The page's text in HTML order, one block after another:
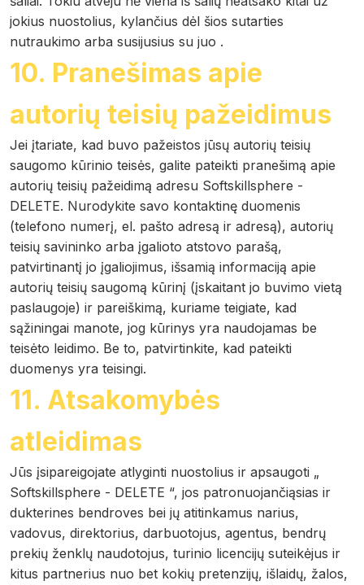
jokius nuostolius, kylančius dėl šios sutarties
nutraukimo arba susijusius su juo .
10. Pranešimas apie
autorių teisių pažeidimus
Jei įtariate, kad buvo pažeistos jūsų autorių teisių
saugomo kūrinio teisės, galite pateikti pranešimą apie
autorių teisių pažeidimą adresu Softskillsphere -
DELETE. Nurodykite savo kontaktinę duomenis
(telefono numerį, el. pašto adresą ir adresą), autorių
teisių savininko arba įgalioto atstovo parašą,
patvirtinantį jo įgaliojimus, išsamią informaciją apie
autorių teisių saugomą kūrinį (įskaitant jo buvimo vietą
paslaugoje) ir pareiškimą, kuriame teigiate, kad
sąžiningai manote, jog kūrinys yra naudojamas be
teisėto leidimo. Be to, patvirtinkite, kad pateikti
duomenys yra teisingi.
11. Atsakomybės
atleidimas
Jūs įsipareigojate atlyginti nuostolius ir apsaugoti „
Softskillsphere - DELETE “, jos patronuojančiąsias ir
dukterines bendroves bei jų atitinkamus narius,
vadovus, direktorius, darbuotojus, agentus, bendrų
prekių ženklų naudotojus, turinio licencijų suteikėjus ir
kitus partnerius nuo bet kokių pretenzijų, išlaidų, žalos,